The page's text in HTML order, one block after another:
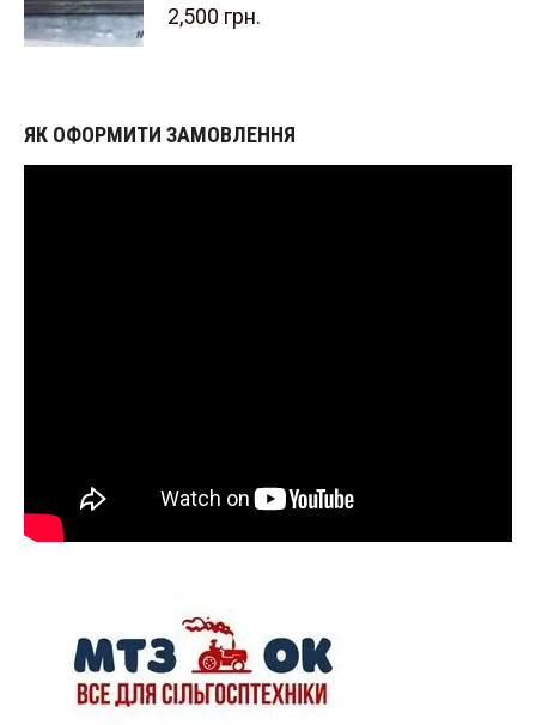
2,500 грн.
ЯК ОФОРМИТИ ЗАМОВЛЕННЯ